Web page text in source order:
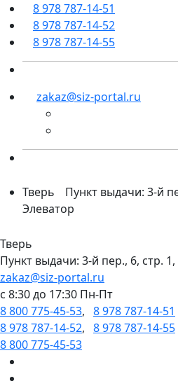
8 978 787-14-51
8 978 787-14-52
8 978 787-14-55
zakaz@siz-portal.ru
Тверь
Пункт выдачи: 3-й
Элеватор
Тверь
Пункт выдачи: 3-й пер., 6, стр.
zakaz@siz-portal.ru
c 8:30 до 17:30 Пн-Пт
8 800 775-45-53, 8 978 787-14-51
8 978 787-14-52, 8 978 787-14-55
8 800 775-45-53